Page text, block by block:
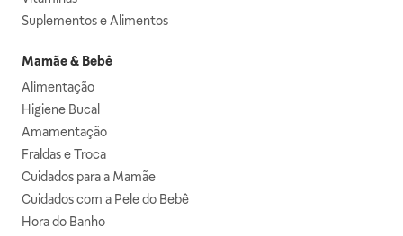
Suplementos e Alimentos
Mamãe & Bebê
Alimentação
Higiene Bucal
Amamentação
Fraldas e Troca
Cuidados para a Mamãe
Cuidados com a Pele do Bebê
Hora do Banho